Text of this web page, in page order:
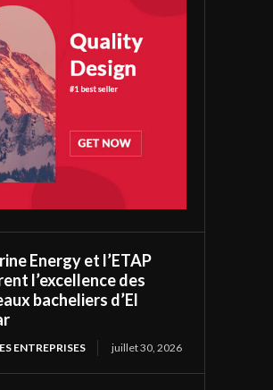
Energy et l’ETAP
l’excellence des
bacheliers d’El
ENTREPRISES juillet 30, 2026